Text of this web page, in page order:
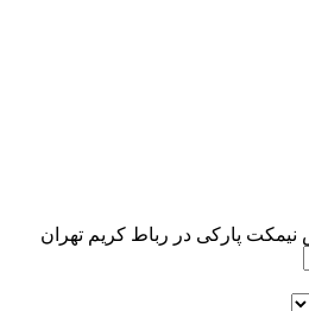
پارکی در رباط کریم تهران